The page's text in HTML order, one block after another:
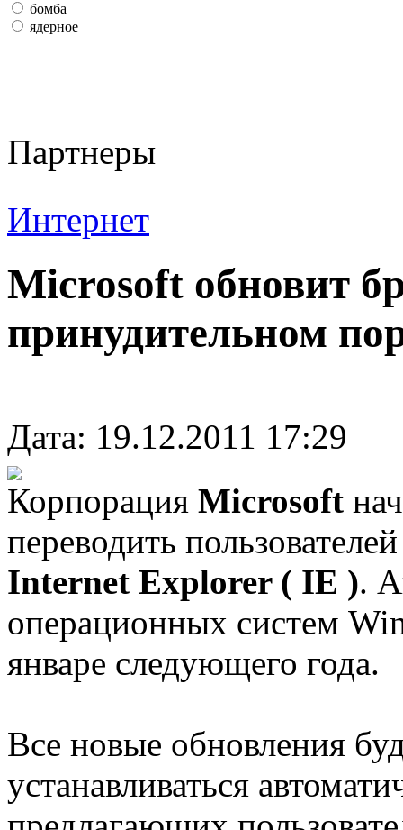
бомба
ядерное
Партнеры
Интернет
Microsoft обновит
принудительном
Дата: 19.12.2011 17:29
Корпорация Microsoft
переводить
Internet Explorer ( IE ).
операционных систем
январе следующего года.
Все новые обновления
устанавливаться